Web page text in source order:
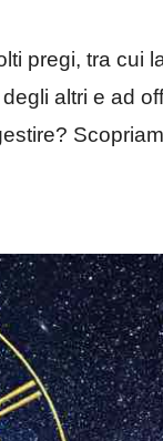
pregi, tra cui
altri e ad